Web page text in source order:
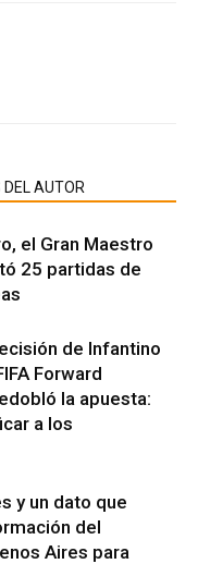
AUTOR
el Gran Maestro
25 partidas de
de Infantino
Forward
la apuesta:
a los
y un dato que
del
Aires para